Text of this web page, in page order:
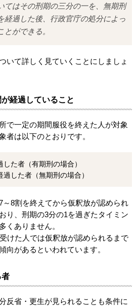
てはその刑期の三分の一を、無期刑
経過した後、行政官庁の処分によっ
とができる。
いて詳しく見ていくことにしましょ
経過していること
で一定の期間服役を終えた人が対象
者は以下のとおりです。
た者（有期刑の場合）
した者（無期刑の場合）
～8割を終えてから仮釈放が認められ
り、刑期の3分の1を過ぎたタイミン
くありません。
けた人では仮釈放が認められるまで
向があるといわれています。
者
反省・更生が見られることも条件に